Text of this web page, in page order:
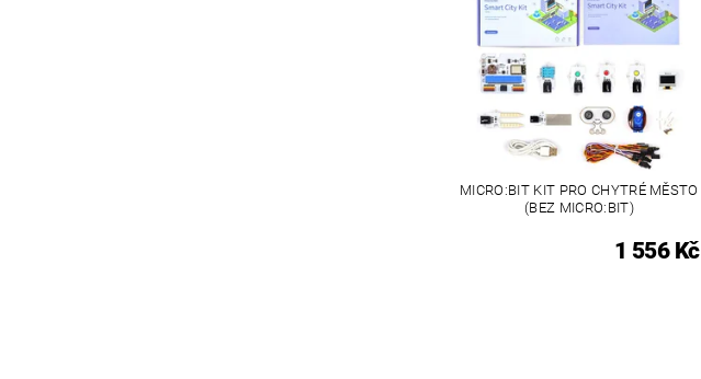
MICRO:BIT KIT PRO CHYTRÉ MĚSTO
(BEZ MICRO:BIT)
1 556 Kč